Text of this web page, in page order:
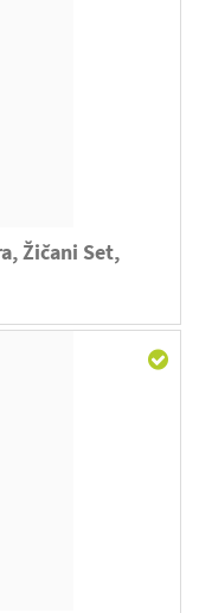
Žičani Set,